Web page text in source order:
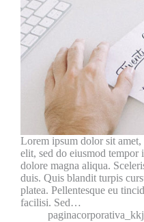
Lorem ipsum dolor sit amet,
elit, sed do eiusmod tempor
dolore magna aliqua.
duis. Quis blandit turpis
platea. Pellentesque eu
facilisi. Sed…